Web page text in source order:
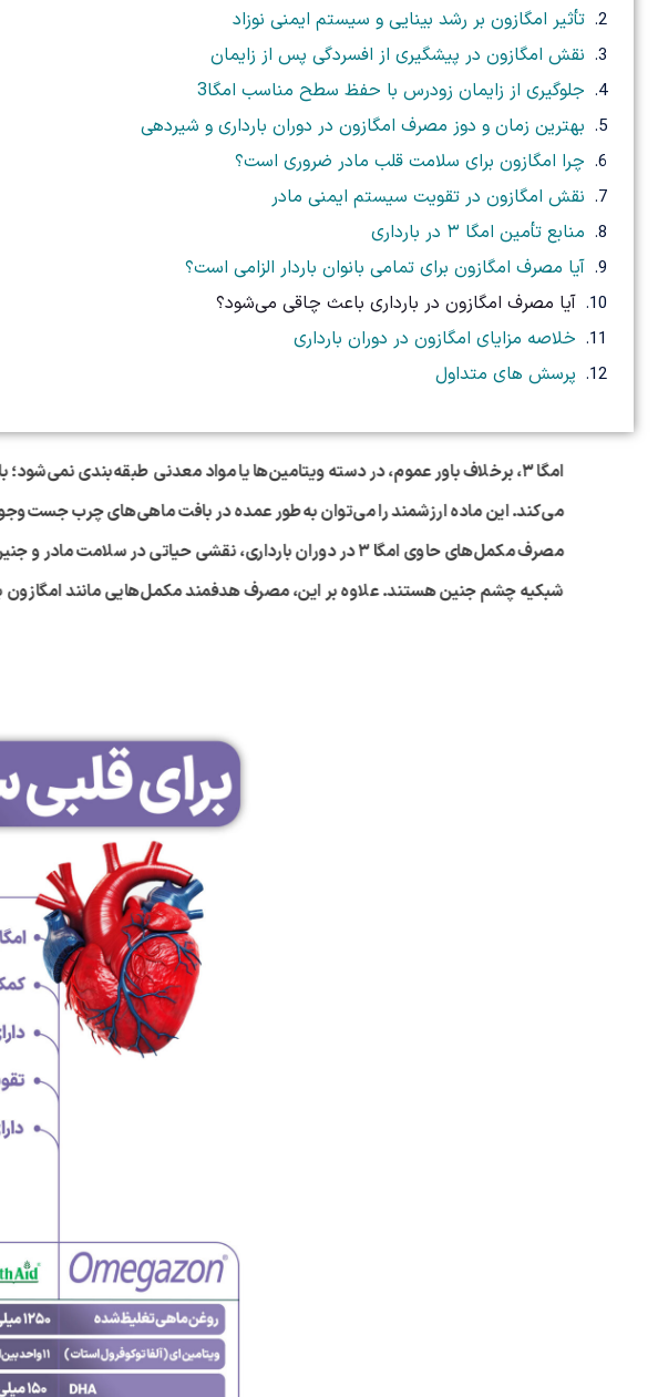
تأثیر امگازون بر رشد بینایی و سیستم ایمنی نوزاد
نقش امگازون در پیشگیری از افسردگی پس از زایمان
جلوگیری از زایمان زودرس با حفظ سطح مناسب امگا3
بهترین زمان و دوز مصرف امگازون در دوران بارداری و شیردهی
چرا امگازون برای سلامت قلب مادر ضروری است؟
نقش امگازون در تقویت سیستم ایمنی مادر
منابع تأمین امگا ۳ در بارداری
آیا مصرف امگازون برای تمامی بانوان باردار الزامی است؟
آیا مصرف امگازون در بارداری باعث چاقی می‌شود؟
خلاصه مزایای امگازون در دوران بارداری
پرسش های متداول
امگا۳، برخلاف باور عموم، در دسته ویتامین‌ها یا مواد معدنی طبقه‌بندی
می‌کند. این ماده ارزشمند را می‌توان به‌طور عمده در بافت ماهی‌های چرب
مصرف مکمل‌های حاوی امگا ۳ در دوران بارداری، نقشی حیاتی در سلامت مادر و جنین ایفا می‌کند. مطالعات علمی نشان می‌دهند که اسیدهای چرب ضروری، به‌ویژه
شبکیه چشم جنین هستند. علاوه بر این، مصرف هدفمند مکمل‌هایی مانند